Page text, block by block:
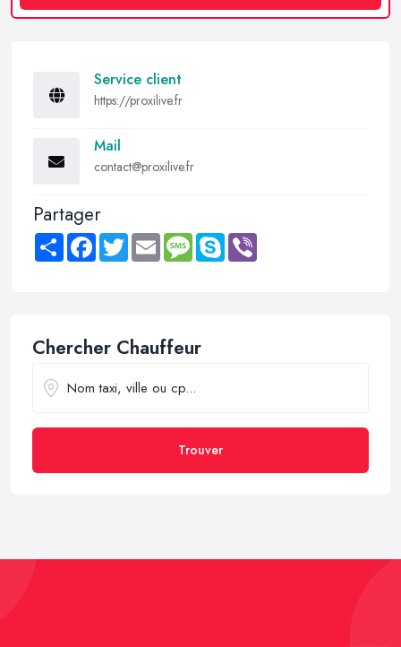
Service client
https://proxilive.fr
Mail
contact@proxilive.fr
Partager
Share FacebookTwitter Email MessageSkype
Chercher Chauffeur
Trouver